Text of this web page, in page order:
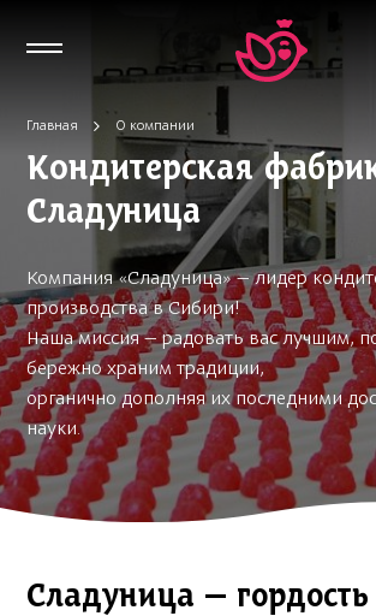
Главная О компании
Кондитерская
Сладуница
Компания «Сладуница» — лидер
производства в Сибири!
Наша миссия — радовать вас лучшим,
бережно храним традиции,
органично дополняя их последними
науки.
Сладуница —